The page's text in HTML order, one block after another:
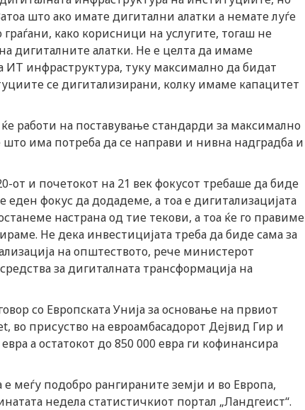
што ако имате дигитални алатки а немате луѓе
како корисници на услугите, тогаш не
дигиталните алатки. Не е целта да имаме
ИТ инфраструктура, туку максимално да бидат
се дигитализирани, колку имаме капацитет
работи на поставување стандарди за максимално
има потреба да се направи и нивна надградба и
от и почетокот на 21 век фокусот требаше да биде
фокус да додадеме, а тоа е дигитализацијата
настрана од тие текови, а тоа ќе го правиме
Не дека инвестицијата треба да биде сама за
на општеството, рече министерот
за дигиталната трансформација на
со Европската Унија за основање на првиот
во присуство на евроамбасадорот Дејвид Гир и
а остатокот до 850 000 евра ги кофинансира
меѓу подобро рангираните земји и во Европа,
недела статистичкиот портал „Ландгеист“.